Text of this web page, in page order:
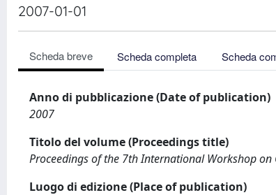
2007-01-01
Scheda breve Scheda completa Scheda
Anno di pubblicazione (Date of publication)
2007
Titolo del volume (Proceedings title)
Proceedings of the 7th International Workshop
Luogo di edizione (Place of publication)